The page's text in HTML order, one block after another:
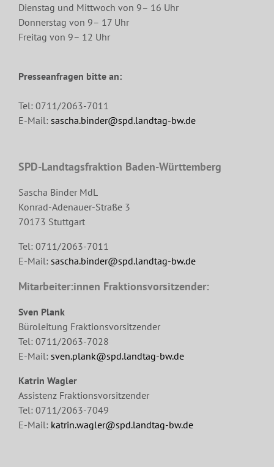
Dienstag und Mittwoch von 9– 16 Uhr
Donnerstag von 9– 17 Uhr
Freitag von 9– 12 Uhr
Presseanfragen bitte an:
Tel: 0711/2063-7011
E-Mail: sascha.binder@spd.landtag-bw.de
SPD-Landtagsfraktion Baden-Württemberg
Sascha Binder MdL
Konrad-Adenauer-Straße 3
70173 Stuttgart
Tel: 0711/2063-7011
E-Mail: sascha.binder@spd.landtag-bw.de
Mitarbeiter:innen Fraktionsvorsitzender:
Sven Plank
Büroleitung Fraktionsvorsitzender
Tel: 0711/2063-7028
E-Mail: sven.plank@spd.landtag-bw.de
Katrin Wagler
Assistenz Fraktionsvorsitzender
Tel: 0711/2063-7049
E-Mail: katrin.wagler@spd.landtag-bw.de